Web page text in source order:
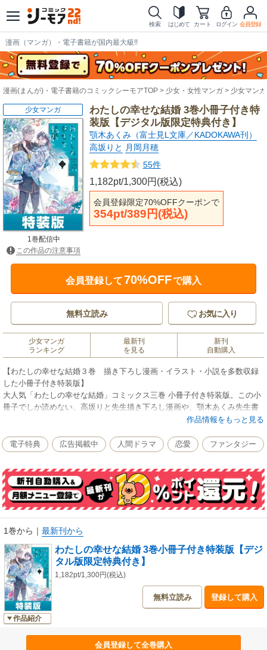
検索 はじめて カート ログイン 会員登録
漫画（マンガ）・電子書籍が国内最大級!!
漫画(まんが)・電子書籍のコミックシーモアTOP 少女・女性マンガ 少女マンガ
わたしの幸せな結婚 3巻小冊子付き特
装版【デジタル版限定特典付き】
顎木あくみ（富士見L文庫／KADOKAWA刊）
高坂りと
月岡月穂
55件
1,182pt/1,300円(税込)
会員登録限定70%OFFクーポンで
354pt/389円(税込)
少女マンガ
1巻配信中
この作品の注意事項
会員登録して70%OFFで購入
無料立読み お気に入り
少女マンガ
ランキング
最新刊
を見る
新刊
自動購入
【わたしの幸せな結婚３巻 描き下ろし漫画・イラスト・小説を多数収録
した小冊子付き特装版】
大人気「わたしの幸せな結婚」コミックス三巻 小冊子付き特装版。この小
冊子でしか読めない、高坂りと先生描き下ろし漫画や、顎木あくみ先生書
(C)Akumi Agitogi Licensed by KADOKAWA CORPORATION (C)2021 Rito
Kohsaka
作品情報をもっと見る
電子特典 広告掲載中 人間ドラマ 恋愛 ファンタジー
1巻から ｜ 最新刊から
作品紹介
わたしの幸せな結婚 3巻小冊子付き特装版【デジ
タル版限定特典付き】
1,182pt/1,300円(税込)
無料立読み 登録して購入
会員登録して全巻購入